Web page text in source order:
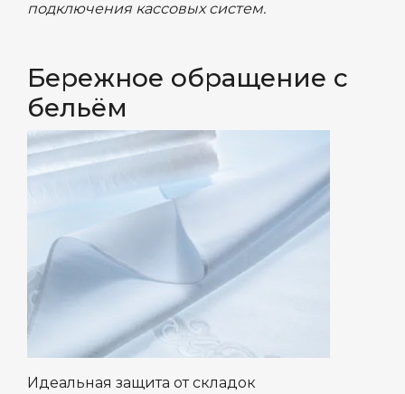
подключения кассовых систем.
Бережное обращение с
бельём
Идеальная защита от складок